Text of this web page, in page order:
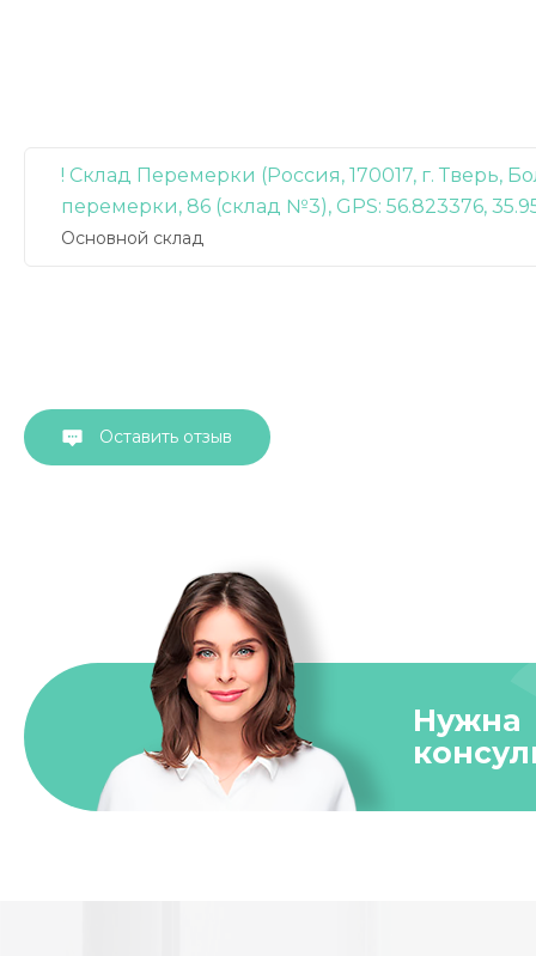
! Склад Перемерки (Россия, 170017, г. Тверь,
перемерки, 86 (склад №3), GPS: 56.823376,
Основной склад
Оставить отзыв
Нужна